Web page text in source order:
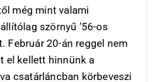
még mint valami
szörnyű ’56-os
Február 20-án reggel nem
el kellett hinnünk a
csatárláncban körbeveszi